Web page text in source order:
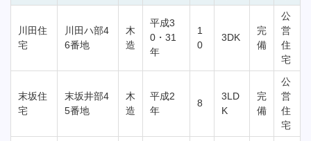
川田住
宅
川田ハ部4
6番地
木
造
平成3
0・31
年
1
0
3DK
完
備
公
営
住
宅
末坂住
宅
末坂井部4
5番地
木
造
平成2
年
8
3LD
K
完
備
公
営
住
宅